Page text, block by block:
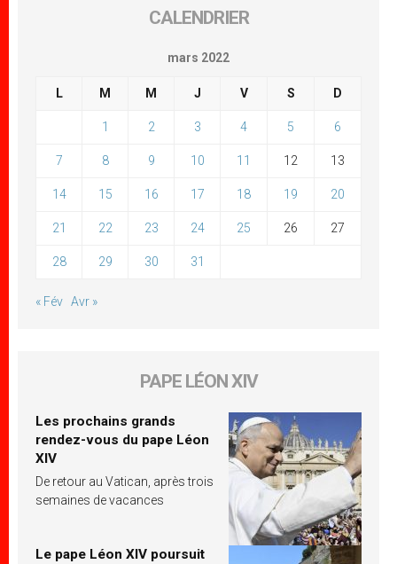
CALENDRIER
mars 2022
L M M J V S D
1 2 3 4 5 6
7 8 9 10 11 12 13
14 15 16 17 18 19 20
21 22 23 24 25 26 27
28 29 30 31
« Fév Avr »
PAPE LÉON XIV
Les prochains grands
rendez-vous du pape Léon
XIV
De retour au Vatican, après trois
semaines de vacances
Le pape Léon XIV poursuit